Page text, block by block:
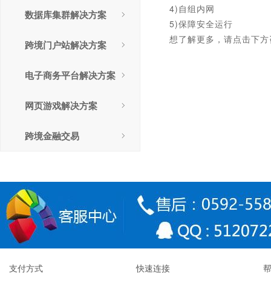
数据库集群解决方案
跨境门户站解决方案
电子商务平台解决方案
网页游戏解决方案
跨境金融交易
4)自组内网
5)保障安全运行
想了解更多，请点击下
支付方式 快速连接